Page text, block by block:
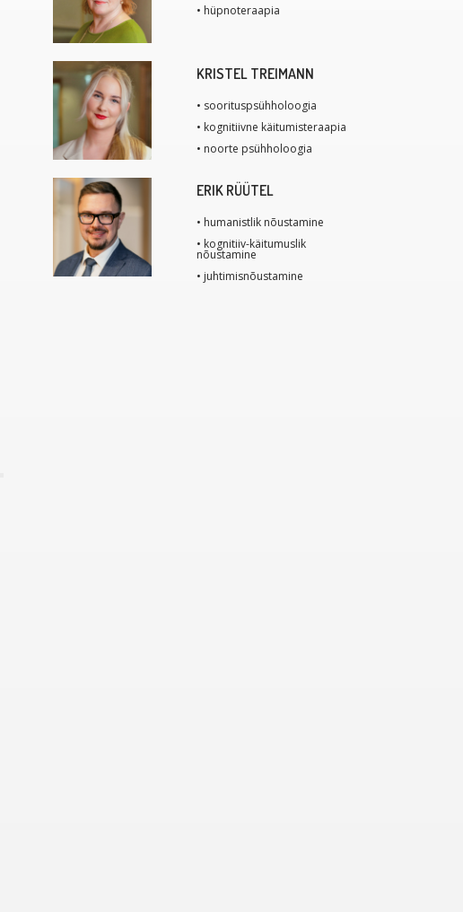
• hüpnoteraapia
KRISTEL TREIMANN
• soorituspsühholoogia
• kognitiivne käitumisteraapia
• noorte psühholoogia
ERIK RÜÜTEL
• humanistlik nõustamine
• kognitiiv-käitumuslik
nõustamine
• juhtimisnõustamine